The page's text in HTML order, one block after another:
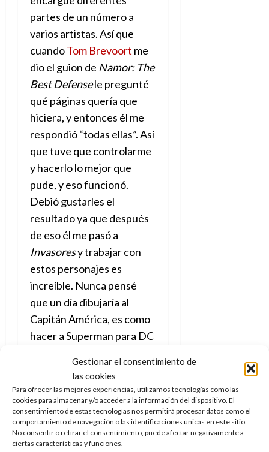
Gestionar el consentimiento de
las cookies
Para ofrecer las mejores experiencias, utilizamos tecnologías como las
cookies para almacenar y/o acceder a la información del dispositivo. El
consentimiento de estas tecnologías nos permitirá procesar datos como el
comportamiento de navegación o las identificaciones únicas en este sitio.
No consentir o retirar el consentimiento, puede afectar negativamente a
ciertas características y funciones.
partes de un número a
varios artistas. Así que
cuandoTom Brevoort me
dio el guion de Namor: The
Best Defensele pregunté
qué páginas quería que
hiciera, y entonces él me
respondió “todas ellas”. Así
que tuve que controlarme
y hacerlo lo mejor que
pude, y eso funcionó.
Debió gustarles el
resultado ya que después
de eso él me pasó a
Invasoresy trabajar con
estos personajes es
increíble. Nunca pensé
que un día dibujaría al
Capitán América, es como
hacer a Superman para DC